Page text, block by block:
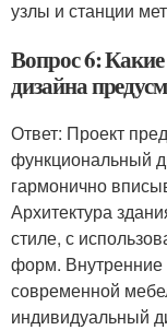
узлы и станции
Вопрос 6:
дизайна
Ответ: Проект
функциональный
гармонично
Архитектура
стиле, с
форм.
современной
индивидуальный